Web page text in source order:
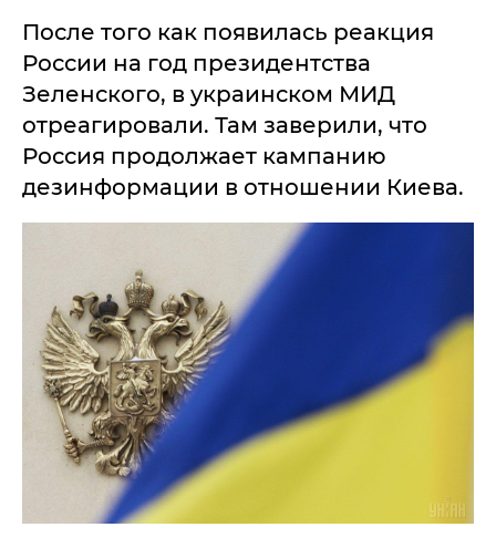
После того как появилась реакция
России на год президентства
Зеленского, в украинском МИД
отреагировали. Там заверили, что
Россия продолжает кампанию
дезинформации в отношении Киева.